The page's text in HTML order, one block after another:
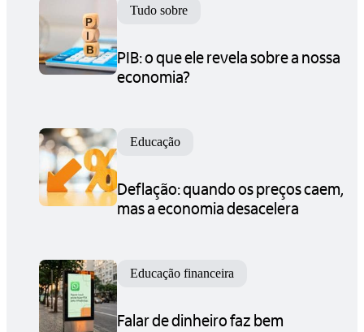
Tudo sobre
PIB: o que ele revela sobre a nossa
economia?
Educação
Deflação: quando os preços caem,
mas a economia desacelera
Educação financeira
Falar de dinheiro faz bem